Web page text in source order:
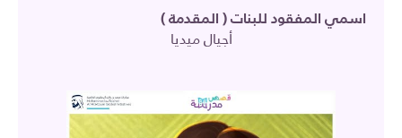
اسمي المفقود للبنات ( المقدمة )
أجيال ميديا